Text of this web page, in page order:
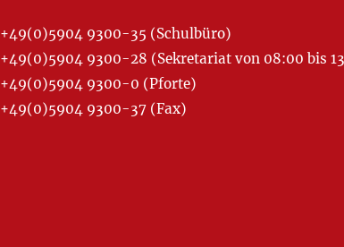
+49(0)5904 9300-35 (Schulbüro)
+49(0)5904 9300-28 (Sekretariat von 08:00 bis
+49(0)5904 9300-0 (Pforte)
+49(0)5904 9300-37 (Fax)